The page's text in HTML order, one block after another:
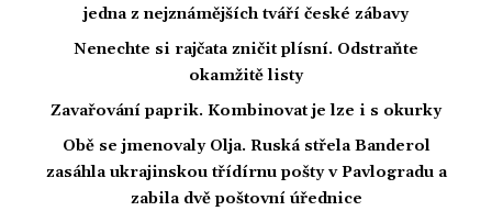
jedna z nejznámějších tváří české zábavy
Nenechte si rajčata zničit plísní. Odstraňte
okamžitě listy
Zavařování paprik. Kombinovat je lze i s okurky
Obě se jmenovaly Olja. Ruská střela Banderol
zasáhla ukrajinskou třídírnu pošty v Pavlogradu a
zabila dvě poštovní úřednice